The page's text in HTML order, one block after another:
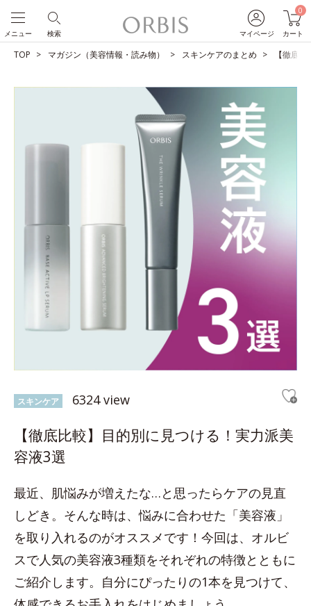
マイページ
0
カート
検索
メニュー
TOP マガジン（美容情報・読み物） スキンケアのまとめ 【徹底
スキンケア 6324 view
【徹底比較】目的別に見つける！実力派美
容液3選
最近、肌悩みが増えたな…と思ったらケアの見直
しどき。そんな時は、悩みに合わせた「美容液」
を取り入れるのがオススメです！今回は、オルビ
スで人気の美容液3種類をそれぞれの特徴とともに
ご紹介します。自分にぴったりの1本を見つけて、